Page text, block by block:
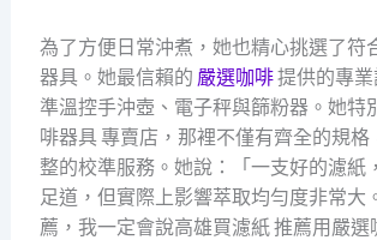
為了方便日常沖煮，她也精心挑選了符
器具。她最信賴的 嚴選咖啡提供的專業
準溫控手沖壺、電子秤與篩粉器。她特
啡器具 專賣店，那裡不僅有齊全的規格
整的校準服務。她說：「一支好的濾紙
足道，但實際上影響萃取均勻度非常大
薦，我一定會說高雄買濾紙 推薦用嚴選